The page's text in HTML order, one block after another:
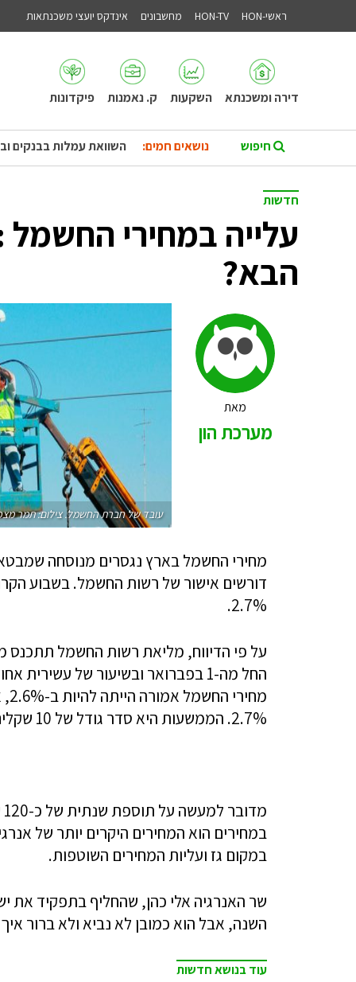
ראשי-HON HON-TV מחשבונים אינדקס יועצי משכנתאות
דירה ומשכנתא השקעות ק. נאמנות פיקדונות
נושאים חמים: השוואת עמלות בבנקים
חדשות
עלייה במחירי
הבא?
מאת
מערכת הון
עובד של חברת החשמל. צילום: תמר
מחירי החשמל בארץ נגסרים מנוסחה
דורשים אישור של רשות החשמל. בשבוע
2.7%.
על פי הדיווח, מליאת רשות החשמל
החל מה-1 בפברואר ובשיעור של
2.7%. הממשעות היא סדר גודל של 10 שקלים לחשבון החשמל שעומד בממוצע על קרוב ל-400 שקל.
במחירים הוא המחירים היקרים יותר של
במקום גז ועליות המחירים השוטפות.
שר האנרגיה אלי כהן, שהחליף בתפקיד את
השנה, אבל הוא כמובן לא נביא ולא ברור
עוד בנושא חדשות